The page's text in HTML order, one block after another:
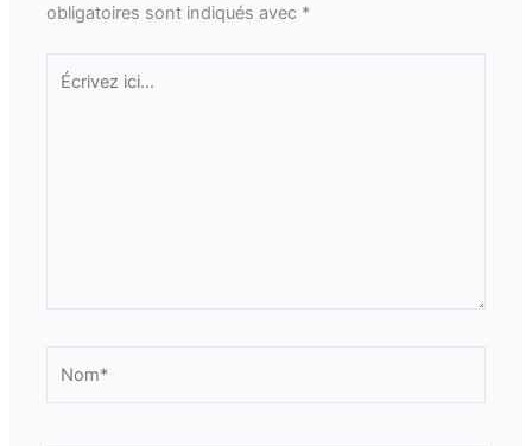
obligatoires sont indiqués avec *
Écrivez
ici…